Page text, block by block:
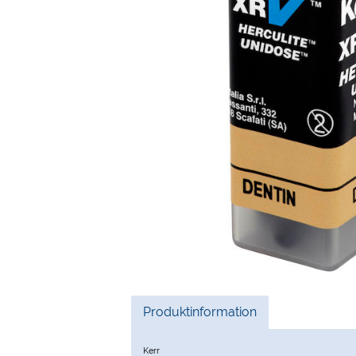
Current
Produktinformation
Kerr